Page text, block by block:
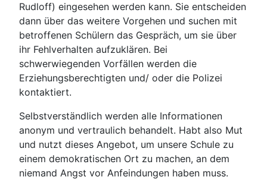
Rudloff) eingesehen werden kann. Sie entscheiden
dann über das weitere Vorgehen und suchen mit
betroffenen Schülern das Gespräch, um sie über
ihr Fehlverhalten aufzuklären. Bei
schwerwiegenden Vorfällen werden die
Erziehungsberechtigten und/ oder die Polizei
kontaktiert.
Selbstverständlich werden alle Informationen
anonym und vertraulich behandelt. Habt also Mut
und nutzt dieses Angebot, um unsere Schule zu
einem demokratischen Ort zu machen, an dem
niemand Angst vor Anfeindungen haben muss.